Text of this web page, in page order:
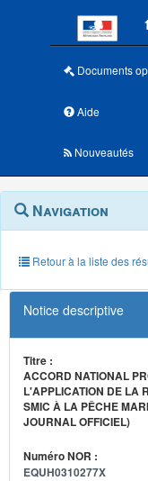
Documents
Aide
Nouveautés
Navigation
outils
annexes
Menu
contextuel
Navigation
Retour à la liste des
Notice descriptive
Titre :
ACCORD NATIONAL
L'APPLICATION DE LA
SMIC À LA PÊCHE
JOURNAL OFFICIEL)
Numéro NOR :
EQUH0310277X